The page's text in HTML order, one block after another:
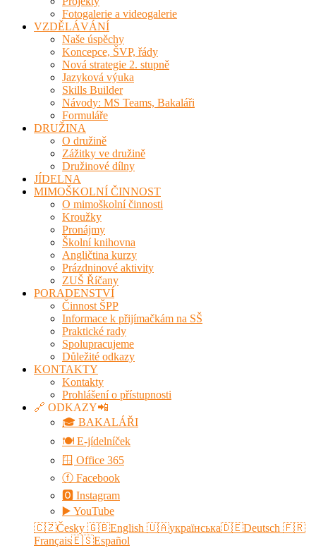
Fotogalerie a videogalerie
VZDĚLÁVÁNÍ
Naše úspěchy
Koncepce, ŠVP, řády
Nová strategie 2. stupně
Jazyková výuka
Skills Builder
Návody: MS Teams, Bakaláři
Formuláře
DRUŽINA
O družině
Zážitky ve družině
Družinové dílny
JÍDELNA
MIMOŠKOLNÍ ČINNOST
O mimoškolní činnosti
Kroužky
Pronájmy
Školní knihovna
Angličtina kurzy
Prázdninové aktivity
ZUŠ Říčany
PORADENSTVÍ
Činnost ŠPP
Informace k přijímačkám na SŠ
Praktické rady
Spolupracujeme
Důležité odkazy
KONTAKTY
Kontakty
Prohlášení o přístupnosti
🔗 ODKAZY📲
🎓 BAKALÁŘI
🍽️ E-jídelníček
🪟 Office 365
ⓕ Facebook
🅾 Instagram
▶️ YouTube
🇨🇿Česky 🇬🇧English 🇺🇦українська🇩🇪Deutsch 🇫🇷
Français🇪🇸Español